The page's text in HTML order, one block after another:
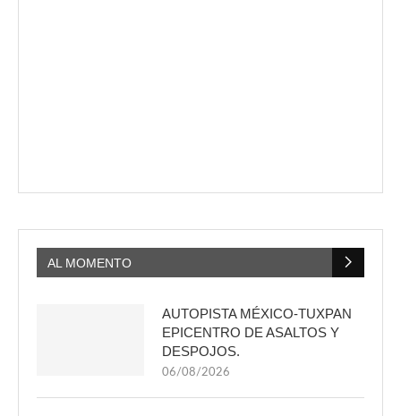
AL MOMENTO
AUTOPISTA MÉXICO-TUXPAN
EPICENTRO DE ASALTOS Y
DESPOJOS.
06/08/2026